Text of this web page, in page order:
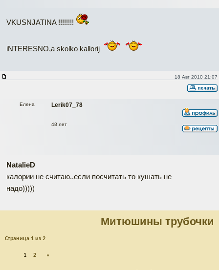
VKUSNJATINA !!!!!!!!
iNTERESNO,a skolko kallorij
18 Авг 2010 21:07
Lerik07_78
Елена
48 лет
NatalieD
калории не считаю..если посчитать то кушать не
надо)))))
Митюшины трубочки
Страница 1 из 2
1 2 »